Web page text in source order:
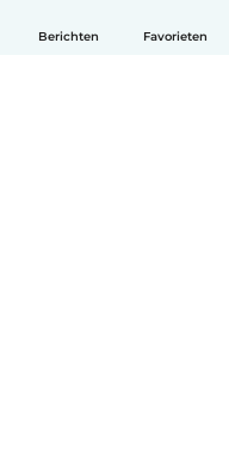
Berichten Favorieten